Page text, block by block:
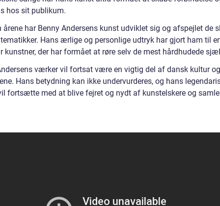
hos sit publikum.
årene har Benny Andersens kunst udviklet sig og afspejlet de
Hans ærlige og personlige udtryk har gjort ham til
kunstner, der har formået at røre selv de mest hårdhudede
værker vil fortsat være en vigtig del af dansk kultur og
Hans betydning kan ikke undervurderes, og hans
fortsætte med at blive fejret og nydt af kunstelskere og